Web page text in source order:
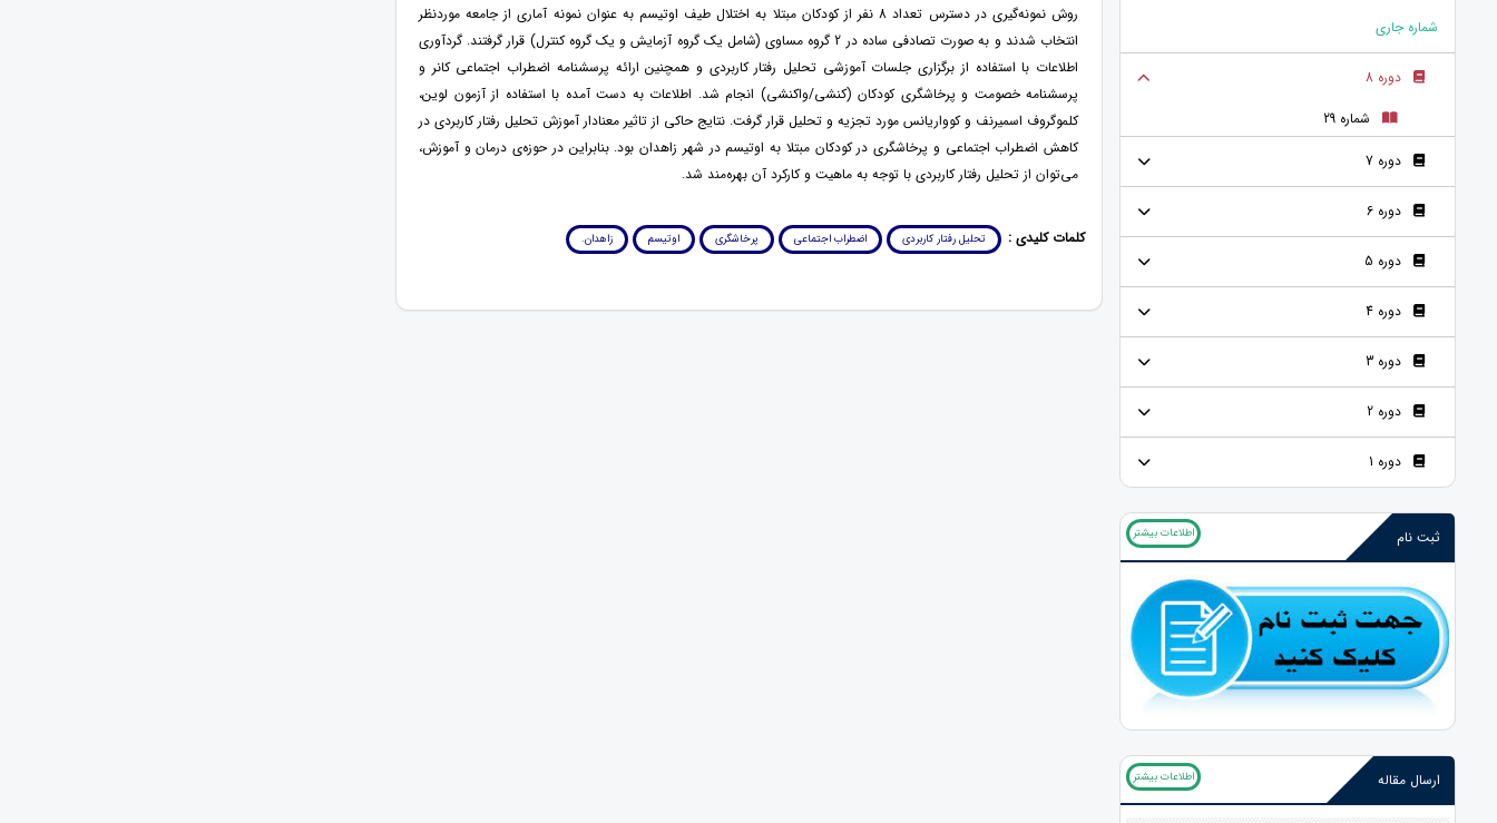
شماره جاری
دوره 8
شماره 29
دوره 7
دوره 6
دوره 5
دوره 4
دوره 3
دوره 2
دوره 1
ثبت نام اطلاعات بیشتر
ارسال مقاله اطلاعات بیشتر
روش نمونه‌گیری در دسترس تعداد 8 نفر از کودکان مبتلا به اختلال طیف اوتیسم به عنوان نمونه آماری از جامعه موردنظر
انتخاب شدند و به صورت تصادفی ساده در 2 گروه مساوی (شامل یک گروه آزمایش و یک گروه کنترل) قرار گرفتند. گردآوری
اطلاعات با استفاده از برگزاری جلسات آموزشی تحلیل رفتار کاربردی و همچنین ارائه پرسشنامه‌ اضطراب اجتماعی کانر و
پرسشنامه خصومت و پرخاشگری کودکان (کنشی/واکنشی) انجام شد. اطلاعات به دست آمده با استفاده از آزمون لوین،
کلموگروف اسمیرنف و کوواریانس مورد تجزیه و تحلیل قرار گرفت. نتایج حاکی از تاثیر معنادار آموزش تحلیل رفتار کاربردی در
کاهش اضطراب اجتماعی و پرخاشگری در کودکان مبتلا به اوتیسم در شهر زاهدان بود. بنابراین در حوزه‌ی درمان و آموزش،
می‌توان از تحلیل رفتار کاربردی با توجه به ماهیت و کارکرد آن بهره‌مند شد.
کلمات کلیدی : تحلیل رفتار کاربردی اضطراب اجتماعی پرخاشگری اوتیسم زاهدان.